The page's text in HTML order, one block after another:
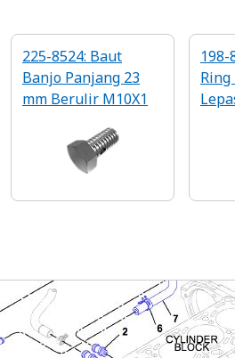
225-8524: Baut
Banjo Panjang 23
mm Berulir M10X1
198-